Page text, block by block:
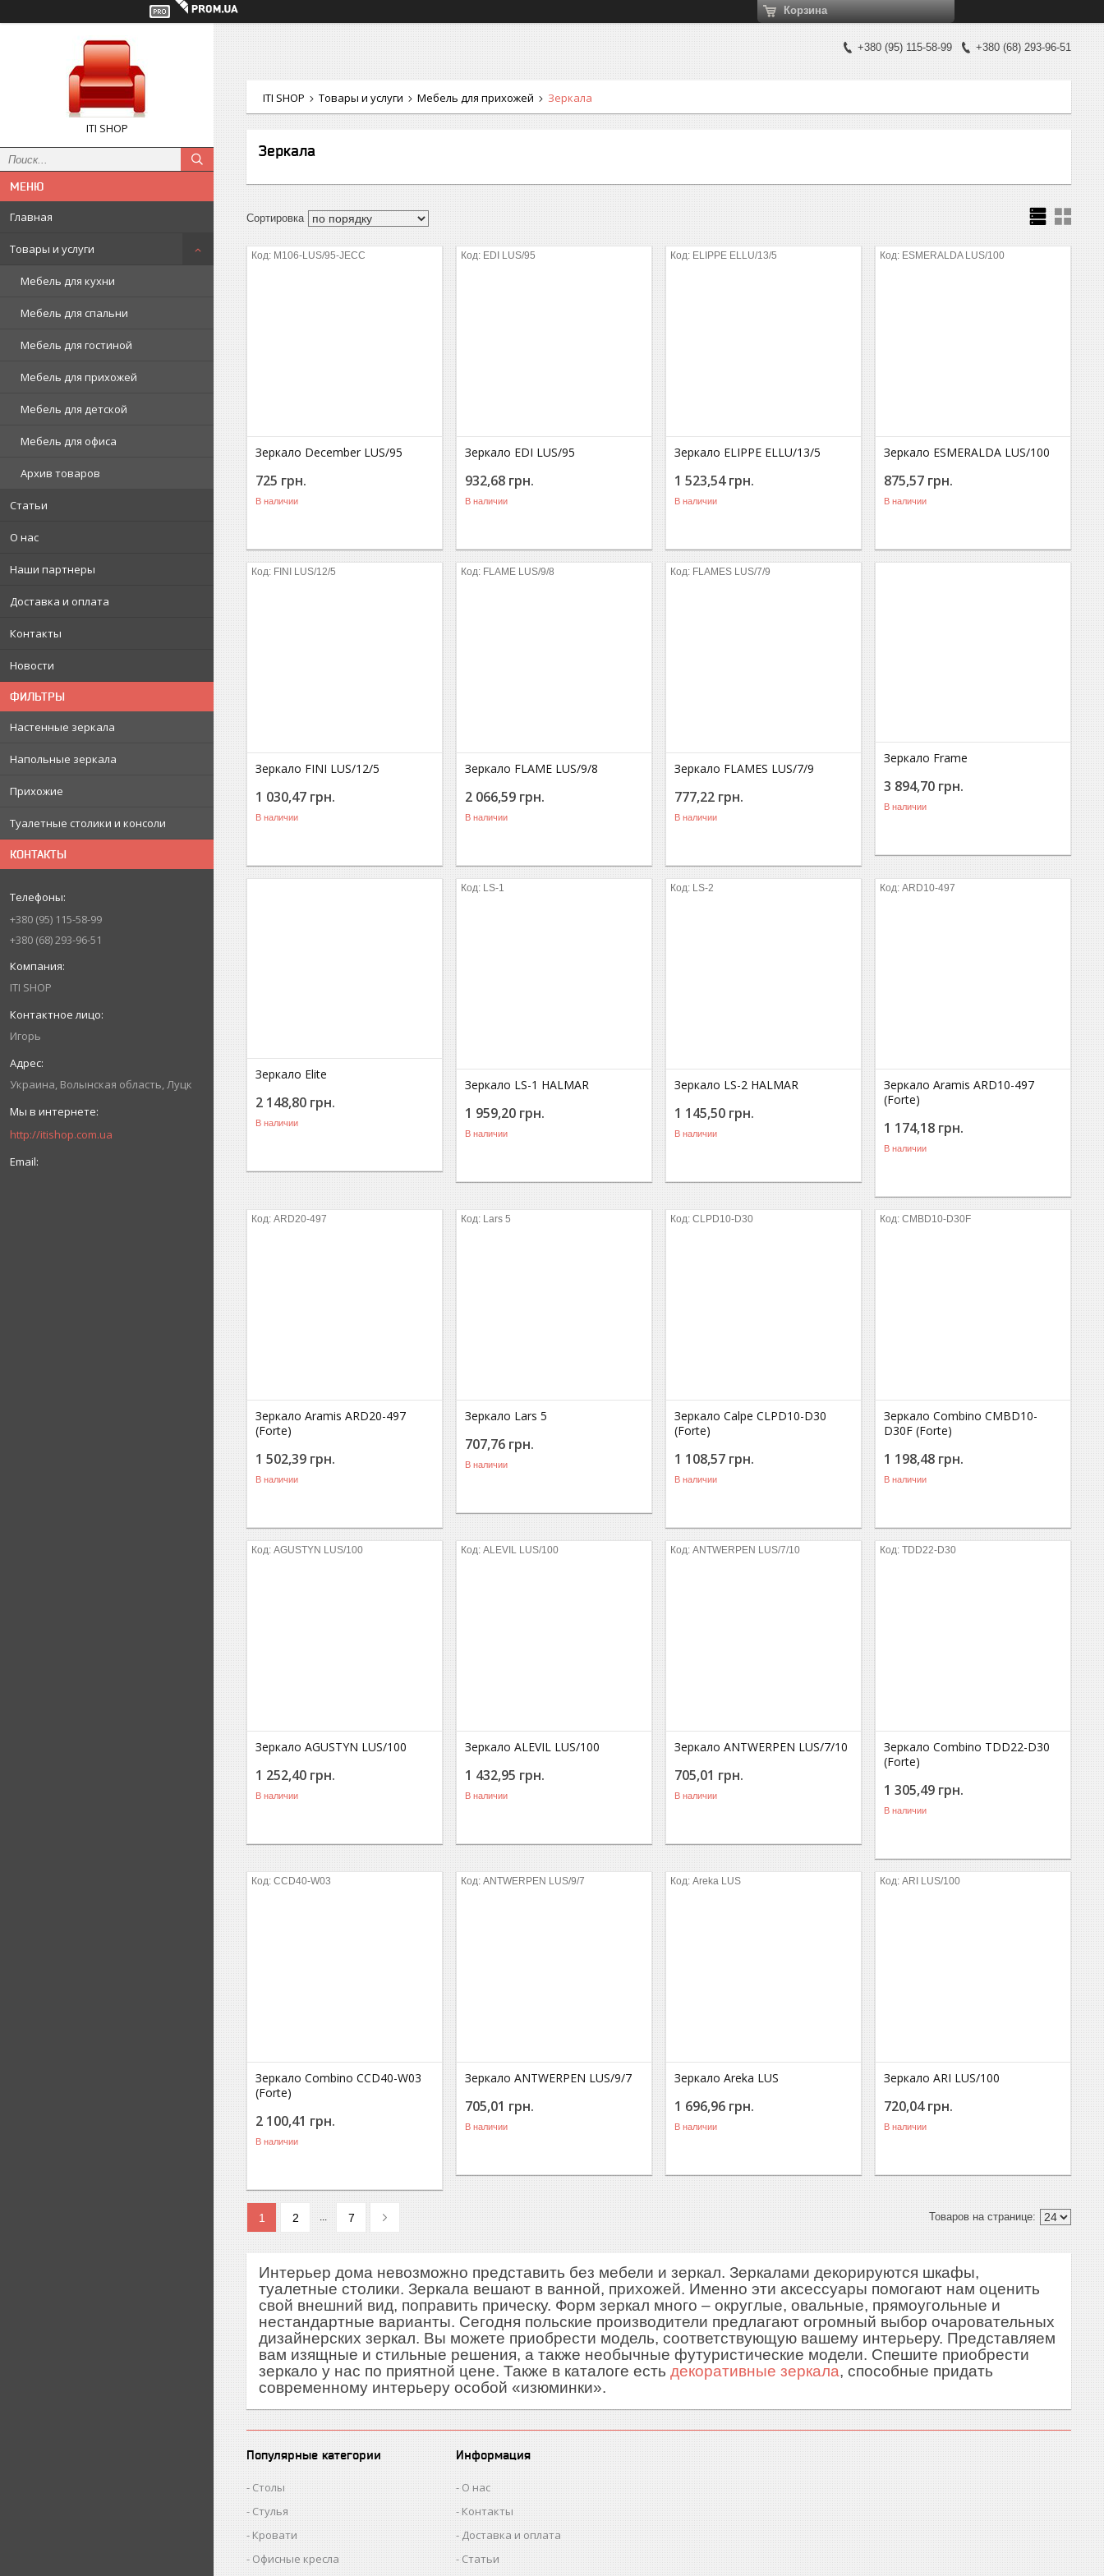
Корзина
ITI SHOP
Главная
Товары и услуги
Мебель для кухни
Мебель для спальни
Мебель для гостиной
Мебель для прихожей
Мебель для детской
Мебель для офиса
Архив товаров
Статьи
О нас
Наши партнеры
Доставка и оплата
Контакты
Новости
ФИЛЬТРЫ
Настенные зеркала
Напольные зеркала
Прихожие
Туалетные столики и консоли
КОНТАКТЫ
+380 95 115-58-99
+380 68 293-96-51
ITI SHOP
Игорь
Украина Волынская область Луцк
http://itishop.com.ua
+380 95 115-58-99 +380 68 293-96-51
ITI SHOP Товары и услуги Мебель для прихожей Зеркала
Зеркала
M106-LUS/95-JECC
Зеркало December LUS/95
725 грн.
В наличии
EDI LUS/95
Зеркало EDI LUS/95
932,68 грн.
В наличии
ELIPPE ELLU/13/5
Зеркало ELIPPE ELLU/13/5
1 523,54 грн.
В наличии
ESMERALDA LUS/100
Зеркало ESMERALDA LUS/100
875,57 грн.
В наличии
FINI LUS/12/5
Зеркало FINI LUS/12/5
1 030,47 грн.
В наличии
FLAME LUS/9/8
Зеркало FLAME LUS/9/8
2 066,59 грн.
В наличии
FLAMES LUS/7/9
Зеркало FLAMES LUS/7/9
777,22 грн.
В наличии
Зеркало Frame
3 894,70 грн.
В наличии
Зеркало Elite
2 148,80 грн.
В наличии
LS-1
Зеркало LS-1 HALMAR
1 959,20 грн.
В наличии
LS-2
Зеркало LS-2 HALMAR
1 145,50 грн.
В наличии
ARD10-497
Зеркало Aramis ARD10-497
(Forte)
1 174,18 грн.
В наличии
ARD20-497
Зеркало Aramis ARD20-497
(Forte)
1 502,39 грн.
В наличии
Lars 5
Зеркало Lars 5
707,76 грн.
В наличии
CLPD10-D30
Зеркало Calpe CLPD10-D30
(Forte)
1 108,57 грн.
В наличии
CMBD10-D30F
Зеркало Combino CMBD10-
D30F (Forte)
1 198,48 грн.
В наличии
AGUSTYN LUS/100
Зеркало AGUSTYN LUS/100
1 252,40 грн.
В наличии
ALEVIL LUS/100
Зеркало ALEVIL LUS/100
1 432,95 грн.
В наличии
ANTWERPEN LUS/7/10
Зеркало ANTWERPEN LUS/7/10
705,01 грн.
В наличии
TDD22-D30
Зеркало Combino TDD22-D30
(Forte)
1 305,49 грн.
В наличии
CCD40-W03
Зеркало Combino CCD40-W03
(Forte)
2 100,41 грн.
В наличии
ANTWERPEN LUS/9/7
Зеркало ANTWERPEN LUS/9/7
705,01 грн.
В наличии
Areka LUS
Зеркало Areka LUS
1 696,96 грн.
В наличии
ARI LUS/100
Зеркало ARI LUS/100
720,04 грн.
В наличии
1 2 ... 7
Интерьер дома невозможно представить без мебели и зеркал. Зеркалами декорируются шкафы,
туалетные столики. Зеркала вешают в ванной, прихожей. Именно эти аксессуары помогают нам оценить
свой внешний вид, поправить прическу. Форм зеркал много – округлые, овальные, прямоугольные и
нестандартные варианты. Сегодня польские производители предлагают огромный выбор очаровательных
дизайнерских зеркал. Вы можете приобрести модель, соответствующую вашему интерьеру. Представляем
вам изящные и стильные решения, а также необычные футуристические модели. Спешите приобрести
зеркало у нас по приятной цене. Также в каталоге есть декоративные зеркала, способные придать
современному интерьеру особой «изюминки».
Популярные категории
Столы
Стулья
Кровати
Офисные кресла
Информация
О нас
Контакты
Доставка и оплата
Статьи